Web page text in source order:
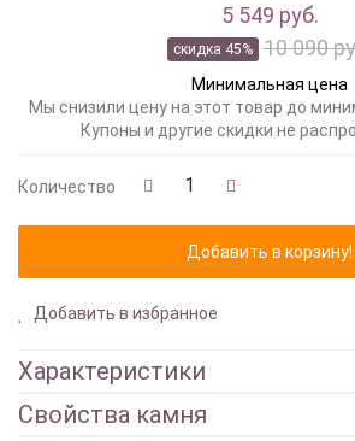
5 549 руб.
скидка 45% 10 090
Минимальная цена
Мы снизили цену на этот товар до
Купоны и другие скидки не
Количество
Добавить в избранное
Характеристики
Свойства камня